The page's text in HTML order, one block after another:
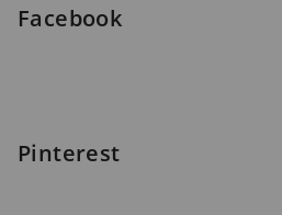
Facebook
Pinterest